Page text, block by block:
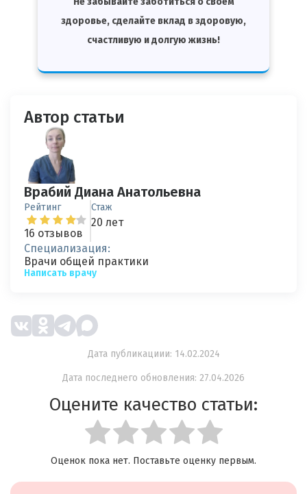
здоровье, сделайте вклад в здоровую,
счастливую и долгую жизнь!
Автор статьи
Врабий Диана Анатольевна
Рейтинг
16 отзывов
Стаж
20 лет
Специализация:
Врачи общей практики
Написать врачу
Дата публикациии: 14.02.2024
Дата последнего обновления: 27.04.2026
Оцените качество статьи:
Оценок пока нет. Поставьте оценку первым.